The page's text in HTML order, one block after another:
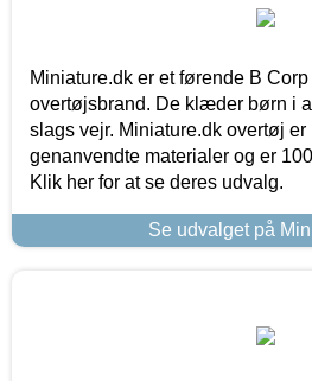
Miniature.dk er et førende B
overtøjsbrand. De klæder børn i
slags vejr. Miniature.dk overtøj er
genanvendte materialer og er
Klik her for at se deres udvalg.
Se udvalget på